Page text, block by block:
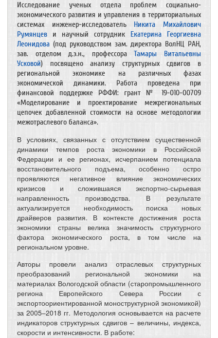
Исследование ученых отдела проблем социально-
экономического развития и управления в территориальных
системах инженер-исследователь Никита Михайлович
Румянцев и научный сотрудник
Екатерина Георгиевна
Леонидова (под руководством зам. директора ВолНЦ РАН,
зав. отделом д.э.н., профессораТамары Витальевны
Усковой) посвящено анализу структурных сдвигов в
региональной экономике на различных фазах
экономической динамики. Работа проведена при
финансовой поддержке РФФИ: грант № 19-010-00709
«Моделирование и проектирование межрегиональных
цепочек добавленной стоимости на основе методологии
межотраслевого баланса».
В условиях, связанных с отсутствием существенной
динамики темпов роста экономики в Российской
Федерации и ее регионах, исчерпанием потенциала
восстановительного подъема, особенно остро
проявляются негативное влияние экономических
кризисов и сложившаяся экспортно-сырьевая
направленность производства. В результате
актуализируется необходимость поиска новых
драйверов развития. В контексте достижения роста
экономики страны велика значимость структурного
фактора экономического роста, в том числе на
региональном уровне.
Авторы провели анализ отраслевых структурных
преобразований региональной экономики на
материалах Вологодской области (старопромышленного
региона Европейского Севера России с
экспортоориентированной моноструктурной экономикой)
за 2005–2018 гг. Методология основывается на расчете
индикаторов структурных сдвигов – величины, индекса,
скорости и интенсивности. В работе: